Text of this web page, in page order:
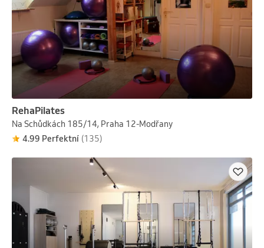
RehaPilates
Na Schůdkách 185/14, Praha 12-Modřany
4.99 Perfektní (135)